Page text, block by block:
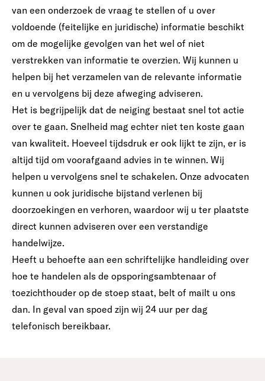
van een onderzoek de vraag te stellen of u over
voldoende (feitelijke en juridische) informatie beschikt
om de mogelijke gevolgen van het wel of niet
verstrekken van informatie te overzien. Wij kunnen u
helpen bij het verzamelen van de relevante informatie
en u vervolgens bij deze afweging adviseren.
Het is begrijpelijk dat de neiging bestaat snel tot actie
over te gaan. Snelheid mag echter niet ten koste gaan
van kwaliteit. Hoeveel tijdsdruk er ook lijkt te zijn, er is
altijd tijd om voorafgaand advies in te winnen. Wij
helpen u vervolgens snel te schakelen. Onze advocaten
kunnen u ook juridische bijstand verlenen bij
doorzoekingen en verhoren, waardoor wij u ter plaatste
direct kunnen adviseren over een verstandige
handelwijze.
Heeft u behoefte aan een schriftelijke handleiding over
hoe te handelen als de opsporingsambtenaar of
toezichthouder op de stoep staat, belt of mailt u ons
dan. In geval van spoed zijn wij 24 uur per dag
telefonisch bereikbaar.